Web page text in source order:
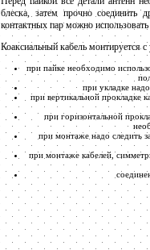
блеска, затем прочно
контактных пар можно
Коаксиальный кабель монтируется
при пайке необходимо
при укладке
при вертикальной прокладке
при горизонтальной
при монтаже надо следить
при монтаже кабелей,